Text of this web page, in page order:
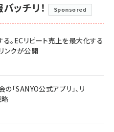
ッチリ！ Sponsored
る。ECリピート売上を最大化する
ンクが公開
「SANYO公式アプリ」、リ